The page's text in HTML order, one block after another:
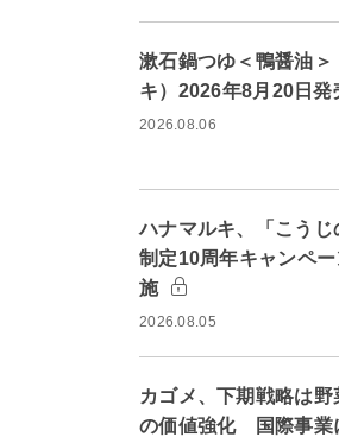
漱石鍋つゆ＜鴨醤油＞
キ）2026年8月20日発
2026.08.06
ハナマルキ、「こうじ
制定10周年キャンペー
施
2026.08.05
カゴメ、下期戦略は野
の価値強化 国際事業